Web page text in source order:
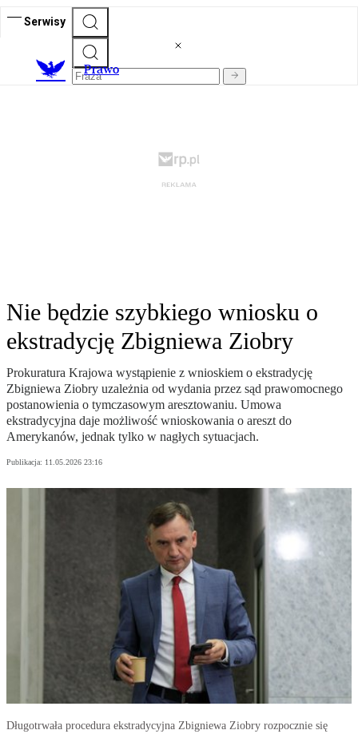
Serwisy
Prawo
Nie będzie szybkiego wniosku o
ekstradycję Zbigniewa Ziobry
Prokuratura Krajowa wystąpienie z wnioskiem o ekstradycję
Zbigniewa Ziobry uzależnia od wydania przez sąd prawomocnego
postanowienia o tymczasowym aresztowaniu. Umowa
ekstradycyjna daje możliwość wnioskowania o areszt do
Amerykanów, jednak tylko w nagłych sytuacjach.
Publikacja: 11.05.2026 23:16
Długotrwała procedura ekstradycyjna Zbigniewa Ziobry rozpocznie się